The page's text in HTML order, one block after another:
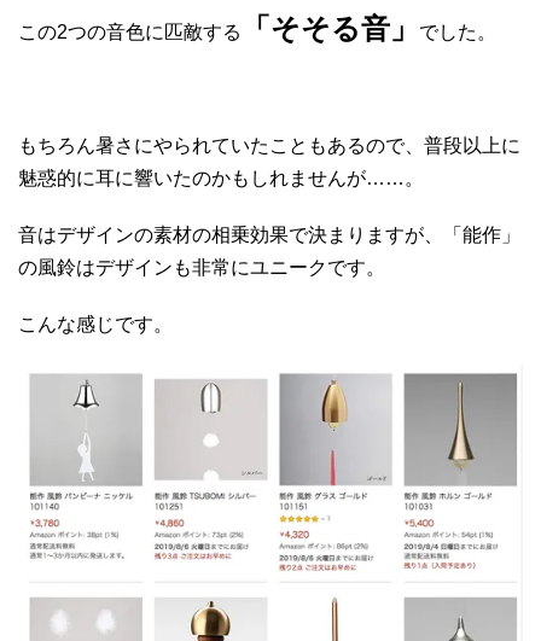
この2つの音色に匹敵する 「そそる音」 でした。
もちろん暑さにやられていたこともあるので、普段以上に
魅惑的に耳に響いたのかもしれませんが……。
音はデザインの素材の相乗効果で決まりますが、「能作」
の風鈴はデザインも非常にユニークです。
こんな感じです。